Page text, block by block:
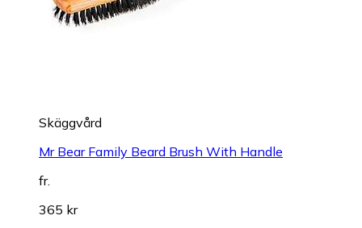
Skäggvård
Mr Bear Family Beard Brush With Handle
fr.
365 kr